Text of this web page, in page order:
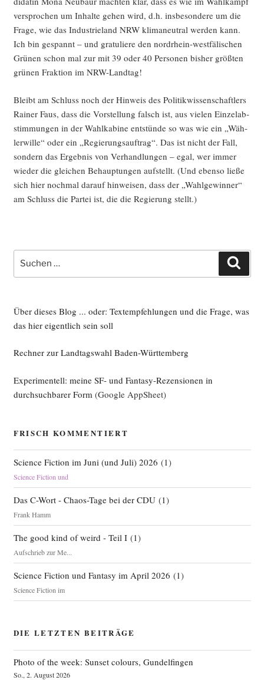
ver­spro­chen um Inhal­te gehen wird, d.h. ins­be­son­de­re um die
Fra­ge, wie das Indus­trie­land NRW kli­ma­neu­tral wer­den kann.
Ich bin gespannt – und gra­tu­lie­re den nord­rhein-west­fä­li­schen
Grü­nen schon mal zur mit 39 oder 40 Per­so­nen bis­her größ­ten
grü­nen Frak­ti­on im NRW-Landtag!
Bleibt am Schluss noch der Hin­weis des Poli­tik­wis­sen­schaft­lers
Rai­ner Faus, dass die Vor­stel­lung falsch ist, aus vie­len Ein­zel­ab­
stim­mun­gen in der Wahl­ka­bi­ne ent­stün­de so was wie ein „Wäh­
ler­wil­le“ oder ein „Regie­rungs­auf­trag“. Das ist nicht der Fall,
son­dern das Ergeb­nis von Ver­hand­lun­gen – egal, wer immer
wie­der die glei­chen Behaup­tun­gen auf­stellt. (Und eben­so lie­ße
sich hier noch­mal dar­auf hin­wei­sen, dass der „Wahl­ge­win­ner“
am Schluss die Par­tei ist, die die Regie­rung stellt.)
Suche
nach:
Über dieses Blog ... oder: Textempfehlungen und die Frage, was
das hier eigentlich sein soll
Rechner zur Landtagswahl Baden-Württemberg
Experimentell: meine SF- und Fantasy-Rezensionen in
durchsuchbarer Form (Google AppSheet)
FRISCH KOMMENTIERT
Science Fiction im Juni (und Juli) 2026 (1)
Science Fiction und
Das C-Wort - Chaos-Tage bei der CDU(1)
Frank Hamm
The good kind of weird - Teil I(1)
Aufschrieb zur Me...
Science Fiction und Fantasy im April 2026 (1)
Science Fiction im
DIE LETZTEN BEITRÄGE
Photo of the week: Sunset colours, Gundelfingen
So., 2. August 2026